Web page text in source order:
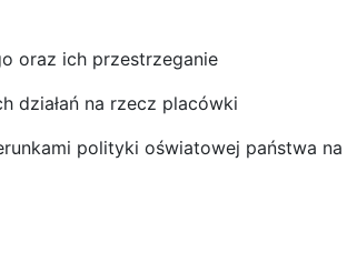
oraz ich przestrzeganie
działań na rzecz placówki
polityki oświatowej państwa na